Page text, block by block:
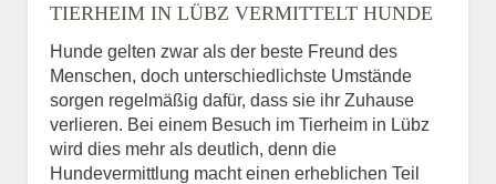
E-Mail
TIERHEIM IN LÜBZ VERMITTELT HUNDE
Hunde gelten zwar als der beste Freund des
Menschen, doch unterschiedlichste Umstände
sorgen regelmäßig dafür, dass sie ihr Zuhause
verlieren. Bei einem Besuch im Tierheim in Lübz
wird dies mehr als deutlich, denn die
Hundevermittlung macht einen erheblichen Teil